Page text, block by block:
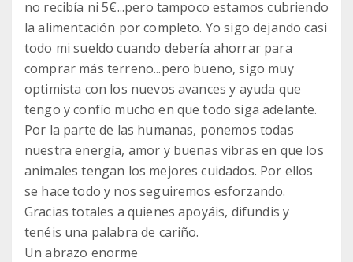
no recibía ni 5€...pero tampoco estamos cubriendo
la alimentación por completo. Yo sigo dejando casi
todo mi sueldo cuando debería ahorrar para
comprar más terreno...pero bueno, sigo muy
optimista con los nuevos avances y ayuda que
tengo y confío mucho en que todo siga adelante.
Por la parte de las humanas, ponemos todas
nuestra energía, amor y buenas vibras en que los
animales tengan los mejores cuidados. Por ellos
se hace todo y nos seguiremos esforzando.
Gracias totales a quienes apoyáis, difundis y
tenéis una palabra de cariño.
Un abrazo enorme